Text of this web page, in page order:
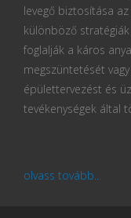
levegő biztosítása
különböző
foglalják a káros
megszüntetését
épülettervezést és
tevékenységek által
olvass tovább...